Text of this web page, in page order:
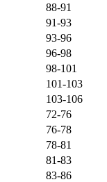
88-91
91-93
93-96
96-98
98-101
101-103
103-106
72-76
76-78
78-81
81-83
83-86